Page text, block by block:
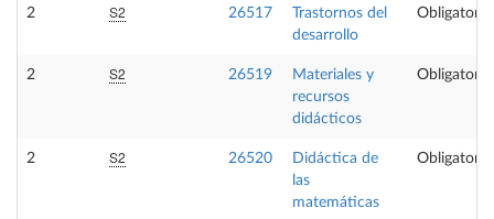
2 S2 26517
Trastornos del
desarrollo
Obligatoria
2 S2 26519
Materiales y
recursos
didácticos
Obligatoria
2 S2 26520
Didáctica de
las
matemáticas
Obligatoria